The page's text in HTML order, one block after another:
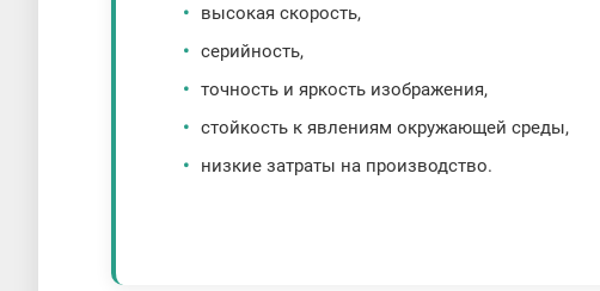
высокая скорость,
серийность,
точность и яркость изображения,
стойкость к явлениям окружающей среды,
низкие затраты на производство.